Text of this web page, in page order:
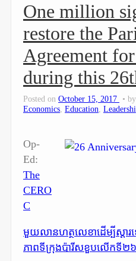
One million
restore the
Agreement
during this
Posted on October 15, 2017 by
Economics Education
Op-
Ed:
The
CERO
C
មួយលានហត្ថលេខាដើម្បីស្តា
ភាពទីក្រុងប៉ារីសខួបលើកទី២៦ឆ្